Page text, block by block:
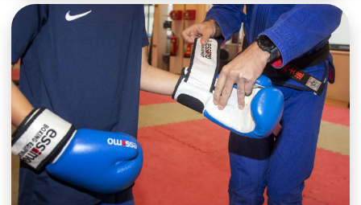
maatschappelijke partners hiervoor samen tijdens twee
inspirerende scholingsdagen bij Training Factory Culemborg
en Tatsushin in Nunspeet.